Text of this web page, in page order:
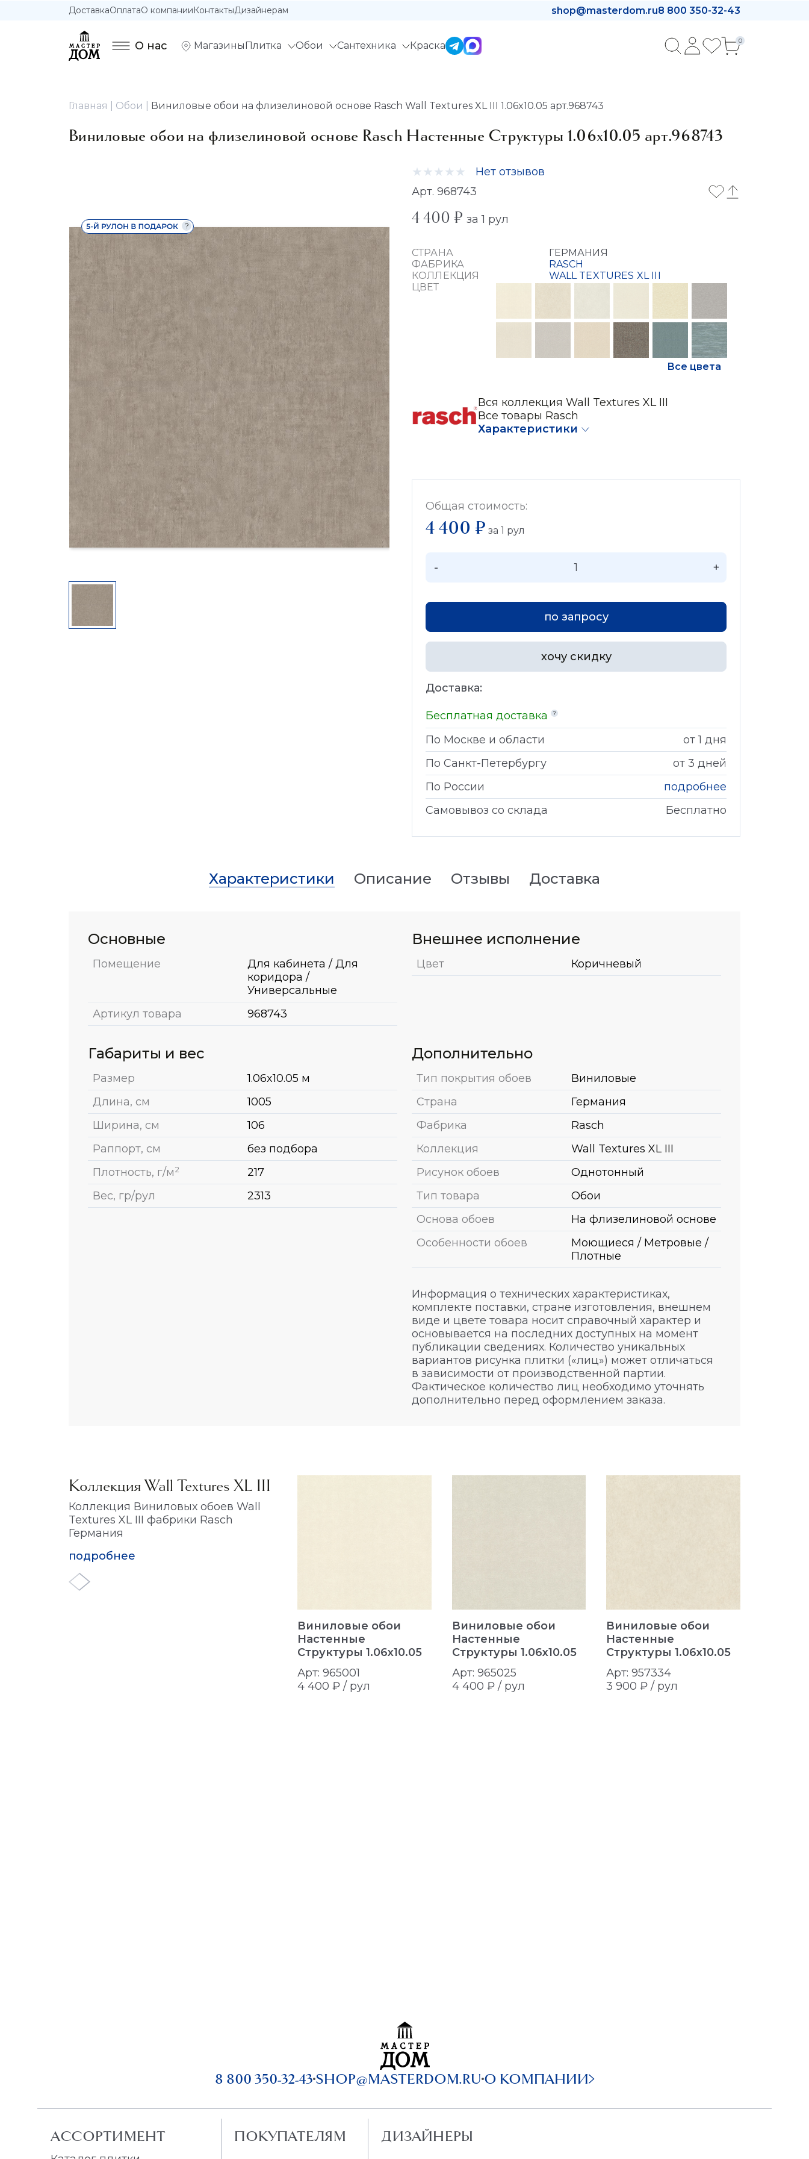
ДоставкаОплатаО компанииКонтактыДизайнерам shop@masterdom.ru8 800 350-32-43
О нас Магазины Плитка Обои Сантехника Краска 0
Главная Обои Виниловые обои на флизелиновой основе Rasch Wall Textures XL III 1.06x10.05 арт.968743
Виниловые обои на флизелиновой основе Rasch Настенные Структуры 1.06x10.05 арт.968743
Нет отзывов
Арт. 968743
4 400 ₽ за 1 рул
СТРАНА
ГЕРМАНИЯ
ФАБРИКА
RASCH
КОЛЛЕКЦИЯ
WALL TEXTURES XL III
ЦВЕТ
Все цвета
Вся коллекция Wall Textures XL III
Все товары Rasch
Характеристики
Общая стоимость:
4 400 ₽ за 1 рул
- +
по запросу
хочу скидку
Доставка:
Бесплатная доставка
По Москве и области
от 1 дня
По Санкт-Петербургу
от 3 дней
По России
подробнее
Самовывоз со склада
Бесплатно
Характеристики Описание Отзывы Доставка
Основные
Помещение
Для кабинета / Для
коридора /
Универсальные
Артикул товара
968743
Внешнее исполнение
Цвет Коричневый
Габариты и вес
Размер
1.06x10.05 м
Длина, см
1005
Ширина, см
106
Раппорт, см
без подбора
Плотность, г/м2
217
Вес, гр/рул
2313
Дополнительно
Тип покрытия обоев
Виниловые
Страна
Германия
Фабрика
Rasch
Коллекция
Wall Textures XL III
Рисунок обоев
Однотонный
Тип товара
Обои
Основа обоев
На флизелиновой основе
Особенности обоев
Моющиеся / Метровые /
Плотные
Информация о технических характеристиках,
комплекте поставки, стране изготовления, внешнем
виде и цвете товара носит справочный характер и
основывается на последних доступных на момент
публикации сведениях. Количество уникальных
вариантов рисунка плитки («лиц») может отличаться
в зависимости от производственной партии.
Фактическое количество лиц необходимо уточнять
дополнительно перед оформлением заказа.
Коллекция Wall Textures XL III
Коллекция Виниловых обоев Wall
Textures XL III фабрики Rasch
Германия
подробнее
Виниловые обои
Настенные
Структуры 1.06x10.05
Арт: 965001
4 400 ₽ / рул
Виниловые обои
Настенные
Структуры 1.06x10.05
Арт: 965025
4 400 ₽ / рул
Виниловые обои
Настенные
Структуры 1.06x10.05
Арт: 957334
3 900 ₽ / рул
8 800 350-32-43SHOP@MASTERDOM.RUО КОМПАНИИ
АССОРТИМЕНТ ПОКУПАТЕЛЯМ ДИЗАЙНЕРЫ